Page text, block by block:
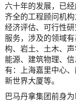
六十年的发展，已
齐全的工程顾问机
经济评估、可行性
服务，涉及的领域
构、岩土、土木、声
能源、建筑物理、
有：上海嘉里中心
新世界大厦等。
巴马丹拿集团前身